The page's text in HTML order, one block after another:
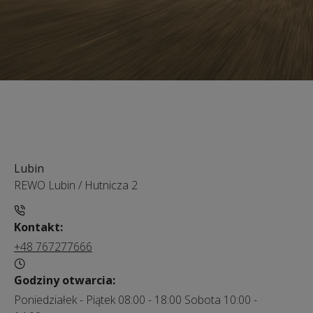
Lubin
REWO Lubin / Hutnicza 2
Kontakt:
+48 767277666
Godziny otwarcia:
Poniedziałek - Piątek 08:00 - 18:00 Sobota 10:00 -